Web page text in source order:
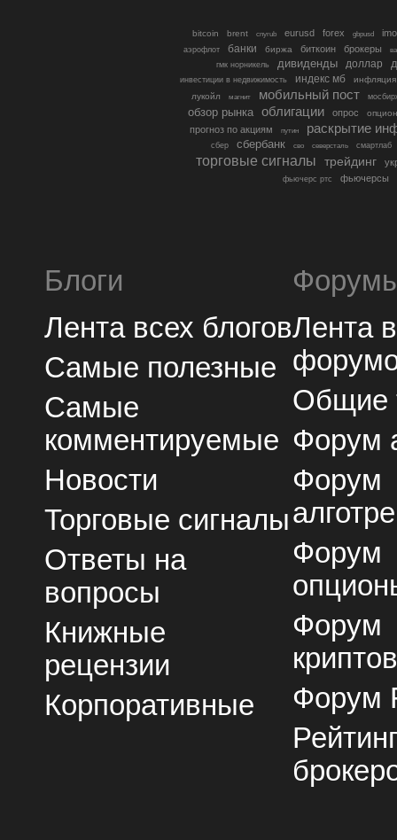
bitcoin brent cnyrub eurusd forex gbpusd
аэрофлот банки биржа биткоин брокеры
гмк норникель
дивиденды доллар
инвестиции в недвижимость индекс мб
инфляция
лукойл
магнит мобильный пост
обзор рынка облигации опрос
прогноз по акциям путин раскрытие
сбер сбербанк сво северсталь смартлаб
торговые сигналы трейдинг
фьючерс ртс фьючерсы
Блоги
Лента всех блогов
Самые полезные
Самые
комментируемые
Новости
Торговые сигналы
Ответы на
вопросы
Книжные
рецензии
Корпоративные
Лента
Общие
Форум
Форум
Форум
Форум
Форум